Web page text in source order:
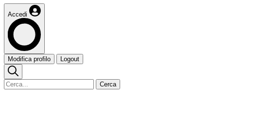
Accedi
Modifica profilo Logout
Cerca